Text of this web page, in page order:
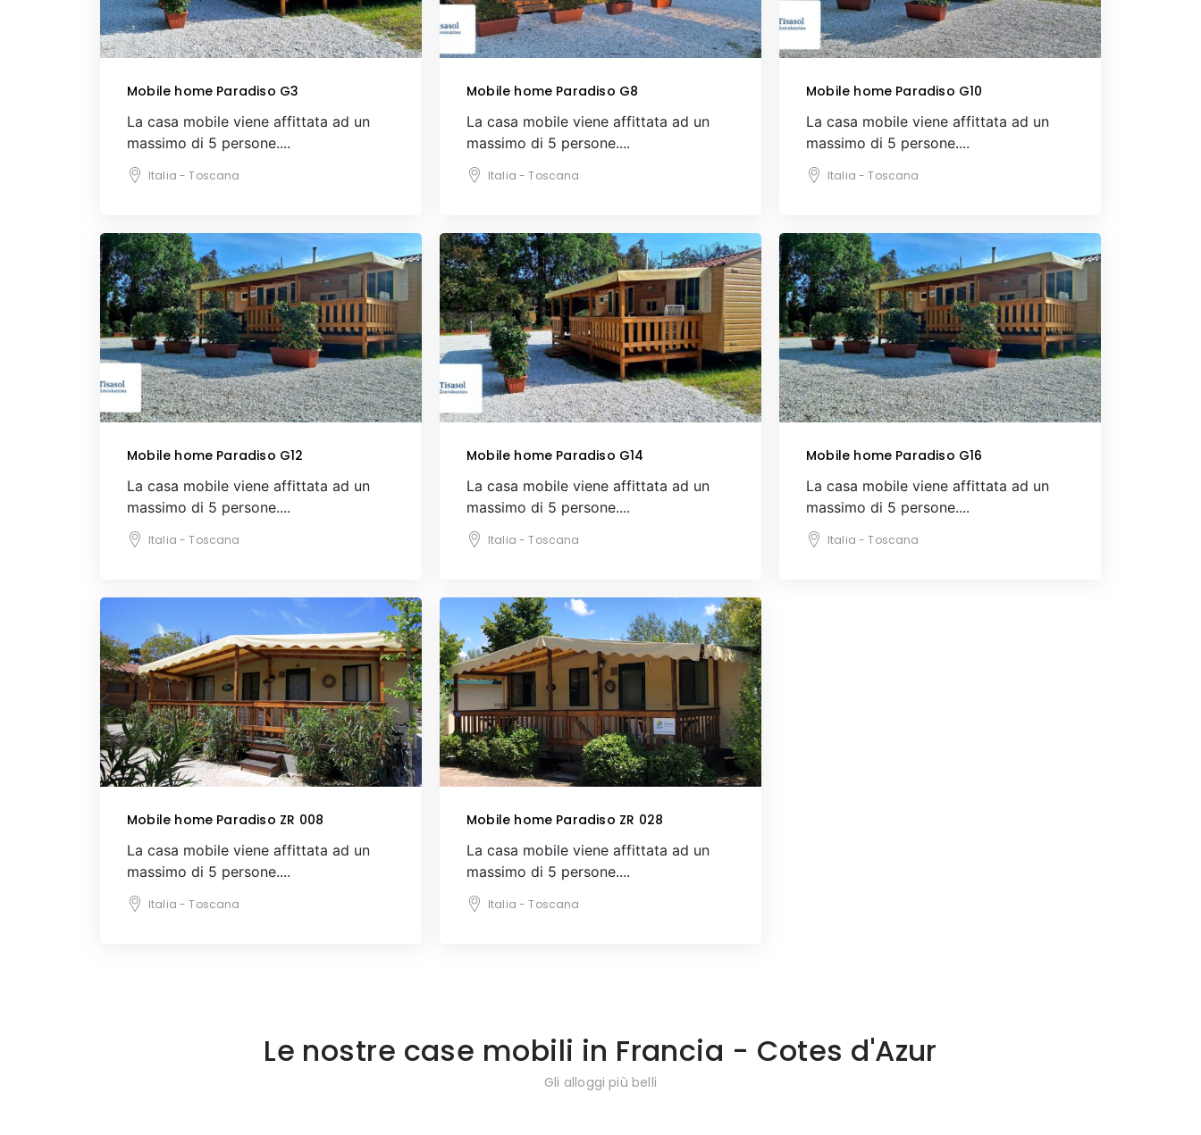
Mobile home Paradiso G3
La casa mobile viene affittata ad un
massimo di 5 persone....
Italia - Toscana
Mobile home Paradiso G8
La casa mobile viene affittata ad un
massimo di 5 persone....
Italia - Toscana
Mobile home Paradiso G10
La casa mobile viene affittata ad un
massimo di 5 persone....
Italia - Toscana
Mobile home Paradiso G12
La casa mobile viene affittata ad un
massimo di 5 persone....
Italia - Toscana
Mobile home Paradiso G14
La casa mobile viene affittata ad un
massimo di 5 persone....
Italia - Toscana
Mobile home Paradiso G16
La casa mobile viene affittata ad un
massimo di 5 persone....
Italia - Toscana
Mobile home Paradiso ZR 008
La casa mobile viene affittata ad un
massimo di 5 persone....
Italia - Toscana
Mobile home Paradiso ZR 028
La casa mobile viene affittata ad un
massimo di 5 persone....
Italia - Toscana
Le nostre case mobili in Francia - Cotes d'Azur
Gli alloggi più belli